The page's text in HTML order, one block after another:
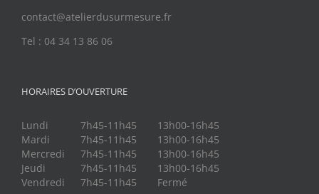
contact@atelierdusurmesure.fr
Tel : 04 34 13 86 06
HORAIRES D’OUVERTURE
Lundi 7h45-11h45
13h00-16h45
Mardi
7h45-11h45
13h00-16h45
Mercredi
7h45-11h45
13h00-16h45
Jeudi
7h45-11h45
13h00-16h45
Vendredi
7h45-11h45 Fermé